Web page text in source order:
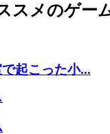
スメのゲー
起こった小...